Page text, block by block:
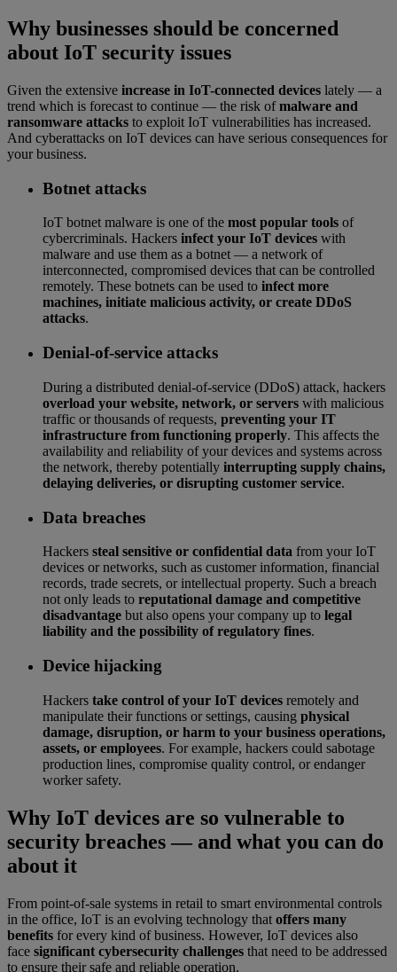
Why businesses should be concerned
about IoT security issues
Given the extensive increase in IoT-connected devices lately — a
trend which is forecast to continue — the risk ofmalware and
ransomware attacks to exploit IoT vulnerabilities has increased.
And cyberattacks on IoT devices can have serious consequences for
your business.
Botnet attacks
IoT botnet malware is one of the most popular tools of
cybercriminals. Hackers infect your IoT devices with
malware and use them as a botnet — a network of
interconnected, compromised devices that can be controlled
remotely. These botnets can be used to infect more
machines, initiate malicious activity, or create DDoS
attacks.
Denial-of-service attacks
During a distributed denial-of-service (DDoS) attack, hackers
overload your website, network, or servers with malicious
traffic or thousands of requests, preventing your IT
infrastructure from functioning properly. This affects the
availability and reliability of your devices and systems across
the network, thereby potentially interrupting supply chains,
delaying deliveries, or disrupting customer service.
Data breaches
Hackers steal sensitive or confidential data from your IoT
devices or networks, such as customer information, financial
records, trade secrets, or intellectual property. Such a breach
not only leads to reputational damage and competitive
disadvantage but also opens your company up to legal
liability and the possibility of regulatory fines.
Device hijacking
Hackers take control of your IoT devices remotely and
manipulate their functions or settings, causing physical
damage, disruption, or harm to your business operations,
assets, or employees. For example, hackers could sabotage
production lines, compromise quality control, or endanger
worker safety.
Why IoT devices are so vulnerable to
security breaches — and what you can do
about it
From point-of-sale systems in retail to smart environmental controls
in the office, IoT is an evolving technology that offers many
benefits for every kind of business. However, IoT devices also
face significant cybersecurity challenges that need to be addressed
to ensure their safe and reliable operation.